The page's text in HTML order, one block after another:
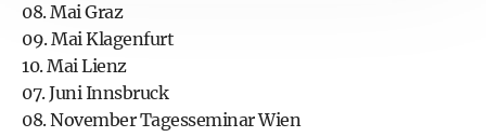
08. Mai Graz
09. Mai Klagenfurt
10. Mai Lienz
07. Juni Innsbruck
08. November Tagesseminar Wien